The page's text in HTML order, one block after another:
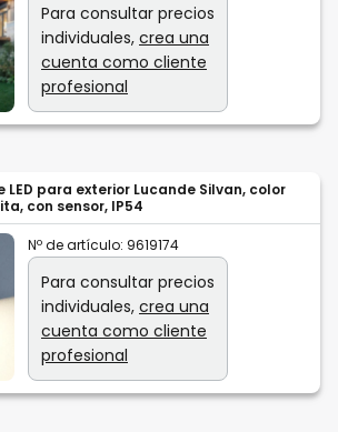
Para consultar precios
individuales, crea una
cuenta como cliente
profesional
LED para exterior Lucande Silvan, color
con sensor, IP54
Nº de artículo: 9619174
Para consultar precios
individuales, crea una
cuenta como cliente
profesional